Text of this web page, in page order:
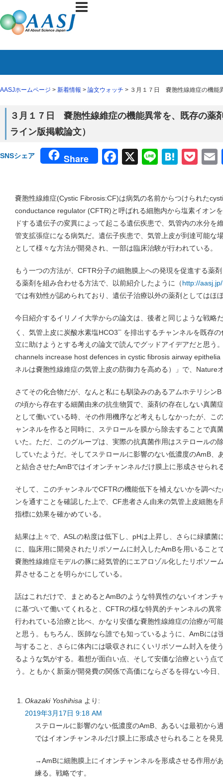
AASJホームページ > 新着情報 > 論文ウォッチ > ３月１７日 嚢胞性線維症の機能
３月１７日 嚢胞性線維症の機能異常を、既存の薬
ライン版掲載論文）
SNSシェア Share Facebook
X Line
嚢胞性線維症(Cystic Fibrosis:CF)は病気の名前からつけられた
conductance regulator (CFTR)と呼ばれる細胞内から塩素イオン
ドする遺伝子の変異によって起こる遺伝疾患で、気管内の水分を
管支拡張症になる病気だ。遺伝子疾患で、気管上皮が到達可能な
として様々な方法が開発され、一部は臨床治験が行われている。
もう一つの方法が、CFTR分子の細胞膜上への発現を促進する薬
る薬剤を組み合わせる方法で、以前紹介したように（http://
では有効性が認められており、遺伝子治療以外の薬剤としてはほ
今日紹介するイリノイ大学からの論文は、後者と同じような戦略
く、気管上皮に炭酸水素塩HCO3– を排出するチャンネルを既存
立に助けようとする考えの論文で読んでグッドアイデアだと思う
channels increase host defences in cystic fibrosis airway
ネルは嚢胞性線維症の気管上皮の防御力を高める）」で、Nature
さてその化合物だが、なんと私にも馴染みのあるアムホテリシン
の頃から存在する細菌由来の抗生物質で、薬剤の存在しない真菌
として働いている時、その作用機序など考えもしなかったが、こ
ャンネルを作ると同時に、ステロールを膜から除去することで真
いた。ただ、このグループは、実際の抗真菌作用はステロールの
していたようだ。そしてステロールに影響のない低濃度のAmB、
と結合させたAmBではイオンチャンネルだけ膜上に形成させられ
そして、このチャンネルでCFTRの機能低下を補えないかを調べ
ンを通すことを確認した上で、CF患者さん由来の気管上皮細胞
指標に効果を確かめている。
結果は上々で、ASLの粘度は低下し、pHは上昇し、さらに緑膿菌
に、臨床用に開発されたリポソームに封入したAmBを用いること
嚢胞性線維症モデルの豚に経気管的にエアロゾル化したリポソー
昇させることを明らかにしている。
話はこれだけで、まとめるとAmBのような特異性のないイオンチ
に基づいて働いてくれると、CFTRの様な特異的チャンネルの異
行われている治療と比べ、かなり安価な嚢胞性線維症の治療が可
と思う。もちろん、医師なら誰でも知っているように、AmBには
与すること、さらに体内には吸収されにくいリポソーム封入を使
るような気がする。着想が面白い点、そして安価な治療という点
う。ともかく新薬が開発費の関係で高価にならざるを得ない今日
Okazaki Yoshihisa より:
2019年3月17日 9:18 AM
ステロールに影響のない低濃度のAmB、あるいは最初から
ではイオンチャンネルだけ膜上に形成させられることを発見
→AmBに細胞膜上にイオンチャンネルを形成させる作用が
練る。戦略です。